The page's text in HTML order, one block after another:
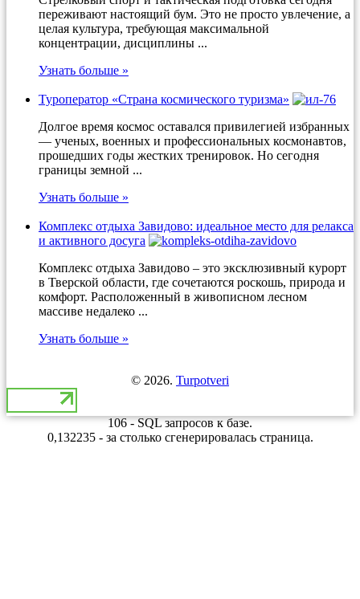
переживают настоящий бум. Это не просто увлечение, а
целая культура, требующая максимальной
концентрации, дисциплины ...
Узнать больше »
Туроператор «Страна космического туризма»
Долгое время космос оставался привилегией избранных
— ученых, военных и профессиональных космонавтов,
прошедших годы жестких тренировок. Но сегодня
границы земной ...
Узнать больше »
Комплекс отдыха Завидово: идеальное место для релакса
и активного досуга
Комплекс отдыха Завидово – это эксклюзивный курорт
в Тверской области, где сочетаются роскошь, природа и
комфорт. Расположенный в живописном лесном
массиве недалеко ...
Узнать больше »
© 2026. Turpotveri
106 - SQL запросов к базе.
0,132235 - за столько сгенерировалась страница.